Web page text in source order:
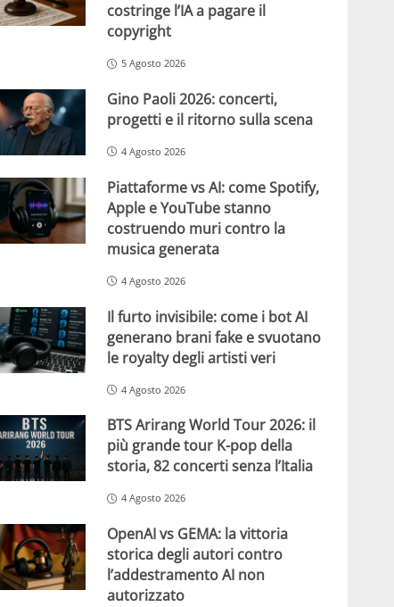
costringe l’IA a pagare il
copyright
5 Agosto 2026
Gino Paoli 2026: concerti,
progetti e il ritorno sulla scena
4 Agosto 2026
Piattaforme vs AI: come Spotify,
Apple e YouTube stanno
costruendo muri contro la
musica generata
4 Agosto 2026
Il furto invisibile: come i bot AI
generano brani fake e svuotano
le royalty degli artisti veri
4 Agosto 2026
BTS Arirang World Tour 2026: il
più grande tour K-pop della
storia, 82 concerti senza l’Italia
4 Agosto 2026
OpenAI vs GEMA: la vittoria
storica degli autori contro
l’addestramento AI non
autorizzato